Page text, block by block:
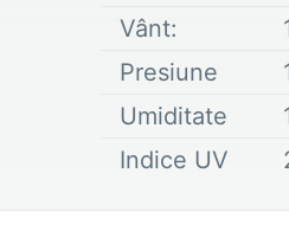
Vânt:
Presiune
Umiditate
Indice UV